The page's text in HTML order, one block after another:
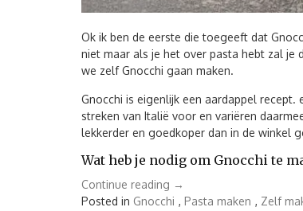
Ok ik ben de eerste die toegeeft dat
niet maar als je het over pasta hebt zal je
we zelf Gnocchi gaan maken.
Gnocchi is eigenlijk een aardappel
streken van Italië voor en variëren
lekkerder en goedkoper dan in de winkel
Wat heb je nodig om Gnocchi te
Continue reading “Zelf
Gnocchi
→
Posted in Gnocchi , Pasta maken , Zelf